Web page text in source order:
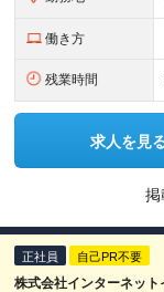
働き方
残業時間
求人を見
掲
正社員 自己PR不要
株式会社インターネット